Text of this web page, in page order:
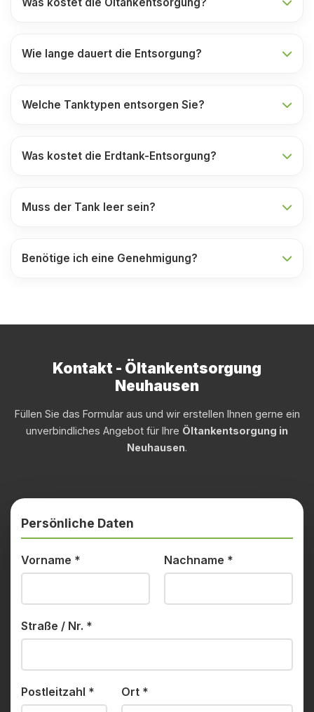
Wie lange dauert die Entsorgung?
Welche Tanktypen entsorgen Sie?
Was kostet die Erdtank-Entsorgung?
Muss der Tank leer sein?
Benötige ich eine Genehmigung?
Kontakt - Öltankentsorgung
Neuhausen
Füllen Sie das Formular aus und wir erstellen Ihnen gerne ein
unverbindliches Angebot für Ihre Öltankentsorgung in
Neuhausen.
Persönliche Daten
Vorname * Nachname *
Straße / Nr. *
Postleitzahl * Ort *